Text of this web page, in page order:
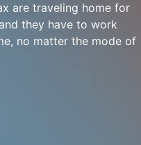
are traveling home for
they have to work
no matter the mode of